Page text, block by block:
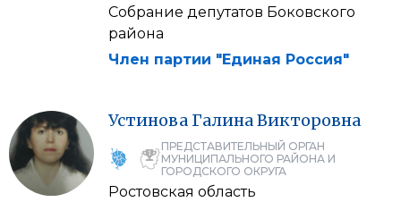
Собрание депутатов Боковского
района
Член партии "Единая Россия"
Устинова ГалинаВикторовна
ПРЕДСТАВИТЕЛЬНЫЙ ОРГАН
МУНИЦИПАЛЬНОГО РАЙОНА И
ГОРОДСКОГО ОКРУГА
Ростовская область